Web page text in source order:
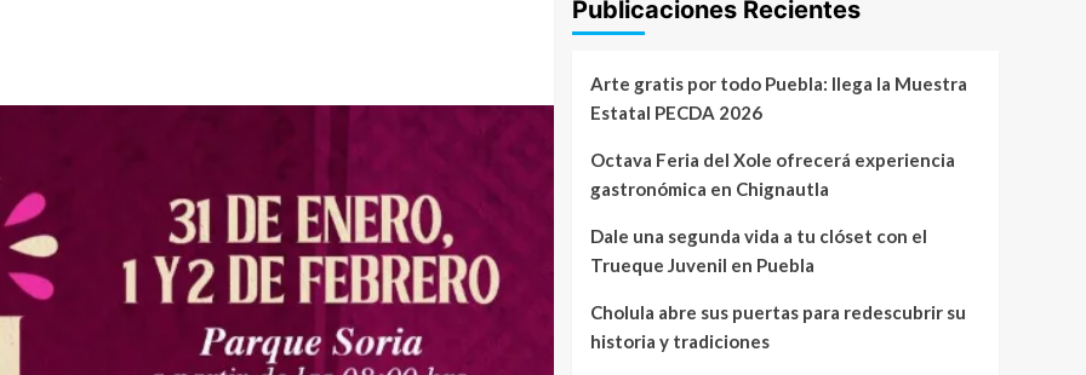
Publicaciones Recientes
Arte gratis por todo Puebla: llega la Muestra
Estatal PECDA 2026
Octava Feria del Xole ofrecerá experiencia
gastronómica en Chignautla
Dale una segunda vida a tu clóset con el
Trueque Juvenil en Puebla
Cholula abre sus puertas para redescubrir su
historia y tradiciones